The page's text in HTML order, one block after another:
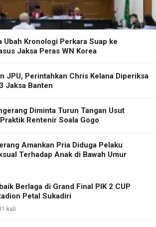
Ubah Kronologi Perkara Suap ke
Jaksa Peras WN Korea
JPU, Perintahkan Chris Kelana Diperiksa
Jaksa Banten
Diminta Turun Tangan Usut
Rentenir Soala Gogo
Amankan Pria Diduga Pelaku
Terhadap Anak di Bawah Umur
Berlaga di Grand Final PIK 2 CUP
Petal Sukadiri
kali